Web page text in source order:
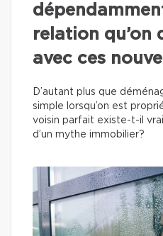
relation qu’on
avec ces
D’autant plus que
simple lorsqu’on est
voisin parfait existe-t-il
d’un mythe immobilier?